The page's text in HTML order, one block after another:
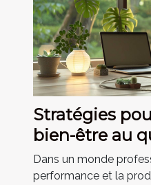
Stratégies
bien-être au
professionnel
Dans un monde
performance et la